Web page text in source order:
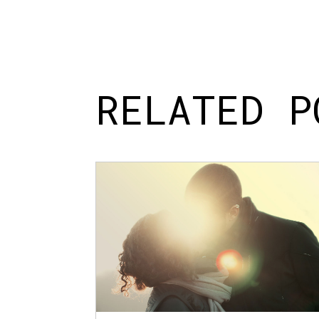
RELATED